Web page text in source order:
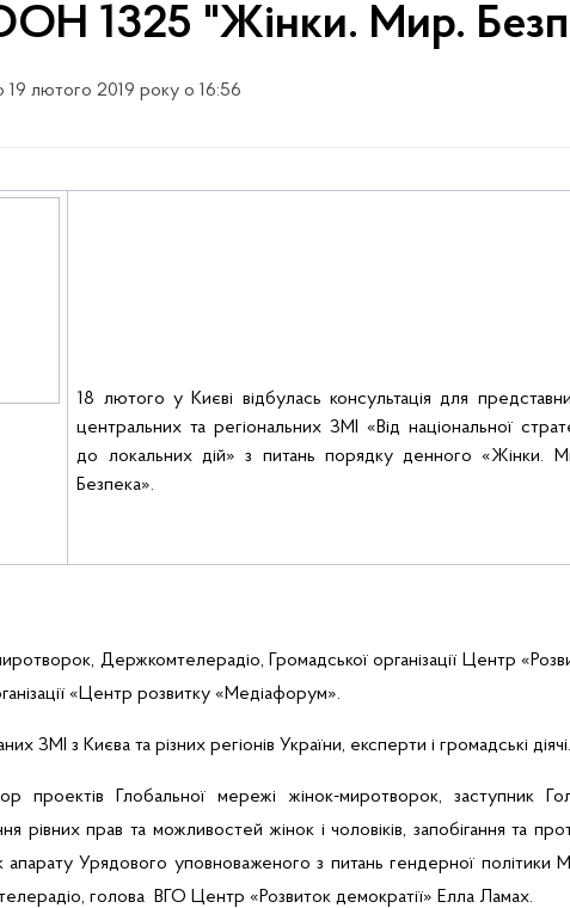
1325 "Жінки. Мир.
19 лютого 2019 року о 16:56
18 лютого у Києві відбулась консультація для
центральних та регіональних ЗМІ «Від національної
до локальних дій» з питань порядку денного «Жінки.
Безпека».
, Держкомтелерадіо, Громадської організації Центр
«Центр розвитку «Медіафорум».
ЗМІ з Києва та різних регіонів України, експерти і громадські діячі.
проектів Глобальної мережі жінок-миротворок, заступник
прав та можливостей жінок і чоловіків, запобігання та
Урядового уповноваженого з питань гендерної політики
голова ВГО Центр «Розвиток демократії» Елла Ламах.